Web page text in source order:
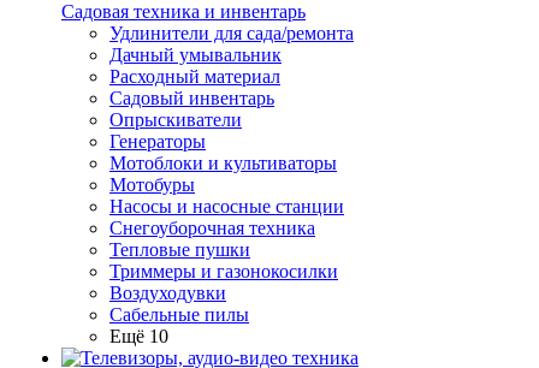
Садовая техника и инвентарь
Удлинители для сада/ремонта
Дачный умывальник
Расходный материал
Садовый инвентарь
Опрыскиватели
Генераторы
Мотоблоки и культиваторы
Мотобуры
Насосы и насосные станции
Снегоуборочная техника
Тепловые пушки
Триммеры и газонокосилки
Воздуходувки
Сабельные пилы
Ещё 10